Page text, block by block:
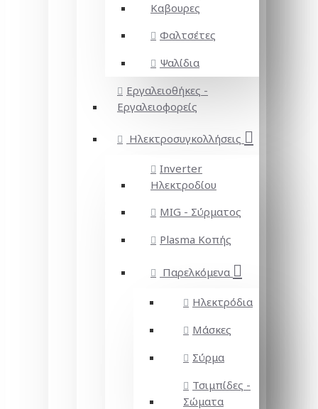
Καβουρες
Φαλτσέτες
Ψαλίδια
Εργαλειοθήκες -
Εργαλειοφορείς
Ηλεκτροσυγκολλήσεις
Inverter
Ηλεκτροδίου
MIG - Σύρματος
Plasma Κοπής
Παρελκόμενα
Ηλεκτρόδια
Μάσκες
Σύρμα
Τσιμπίδες -
Σώματα